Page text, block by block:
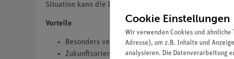
Situation kann die Dämpfung stark oder schwach sein.
Vorteile
Besonders verständliche und didaktisch
Zukunftsorientiert unterrichten: Einbindung in
Cookie Einstellungen
Wir verwenden Cookies und ähnliche
Adresse), um z.B. Inhalte und
analysieren. Die Datenverarbeitung